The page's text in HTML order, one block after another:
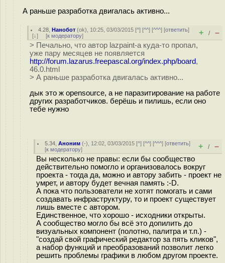
А раньше разработка двигалась активно...
4.28 ,Нанобот (ok), 10:25, 03/03/2015 [^] [^^] [^^^] [ответить]
[↓] [к модератору] + / –
> Печально, что автор lazpaint-а куда-то пропал,
уже пару месяцев не появляется
http://forum.lazarus.freepascal.org/index.php/board,
46.0.html
> А раньше разработка двигалась активно...
дык это ж opensource, а не паразитирование на работе
других разработчиков. берёшь и пилишь, если оно
тебе нужно
5.34 ,Аноним (-), 12:02, 03/03/2015 [^] [^^] [^^^] [ответить]
[к модератору] + / –
Вы несколько не правы: если бы сообщество
действительно помогло и организовалось вокруг
проекта - тогда да, можно и автору забить - проект не
умрет, и автору будет вечная память :-D.
А пока что пользователи не хотят помогать и сами
создавать инфраструктуру, то и проект существует
лишь вместе с автором.
Единственное, что хорошо - исходники открыты.
А сообщество могло бы всё это допилить до
визуальных компонент (полотно, палитра и т.п.) -
"создай свой графический редактор за пять кликов",
а набор функций и преобразований позволит легко
решить проблемы графики в любом другом проекте.